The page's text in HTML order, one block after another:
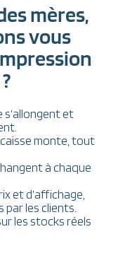
mères,
vous
s’allongent et
monte, tout
à chaque
et d’affichage,
les clients.
les stocks réels